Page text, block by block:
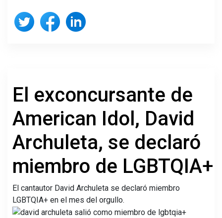
El exconcursante de
American Idol, David
Archuleta, se declaró
miembro de LGBTQIA+
El cantautor David Archuleta se declaró miembro
LGBTQIA+ en el mes del orgullo.